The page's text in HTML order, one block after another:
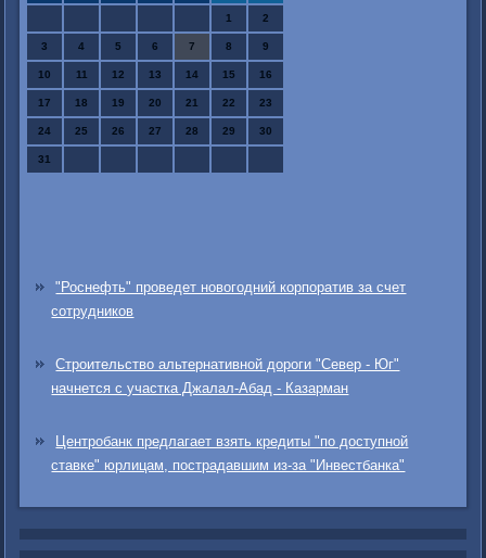
1 2
3 4 5 6 7 8 9
10 11 12 13 14 15 16
17 18 19 20 21 22 23
24 25 26 27 28 29 30
31
"Роснефть" проведет новогодний корпоратив за счет
сотрудников
Строительство альтернативной дороги "Север - Юг"
начнется с участка Джалал-Абад - Казарман
Центробанк предлагает взять кредиты "по доступной
ставке" юрлицам, пострадавшим из-за "Инвестбанка"